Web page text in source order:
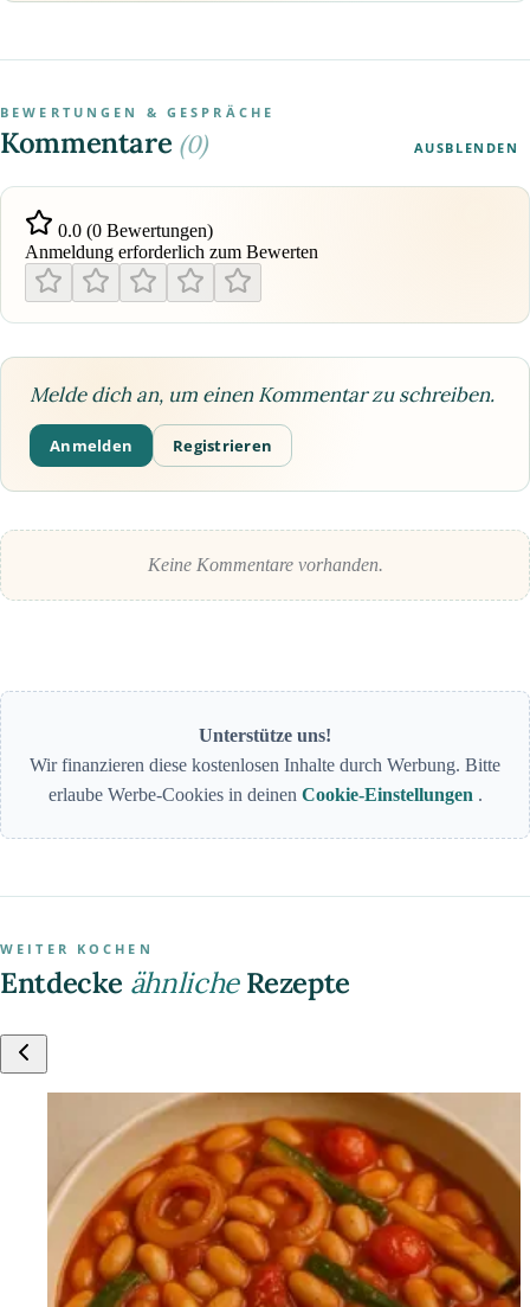
BEWERTUNGEN & GESPRÄCHE
Kommentare (0) AUSBLENDEN
0.0 (0 Bewertungen)
Anmeldung erforderlich zum Bewerten
Melde dich an, um einen Kommentar zu schreiben.
Anmelden Registrieren
Keine Kommentare vorhanden.
Unterstütze uns!
Wir finanzieren diese kostenlosen Inhalte durch Werbung. Bitte
erlaube Werbe-Cookies in deinen Cookie-Einstellungen .
WEITER KOCHEN
Entdecke ähnlicheRezepte